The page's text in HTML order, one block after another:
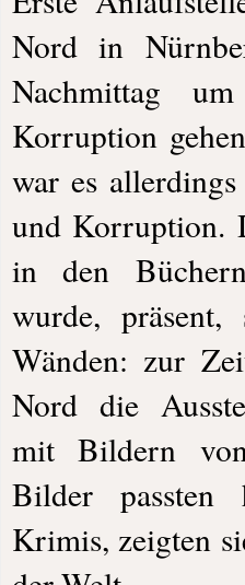
Nord in
Nachmittag
Korruption
war es
und Korruption.
in den
wurde,
Wänden: zur
Nord die
mit Bildern
Bilder passten
Krimis, zeigten